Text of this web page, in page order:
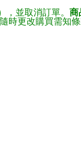
並取消訂單。 商
時更改購買需知條